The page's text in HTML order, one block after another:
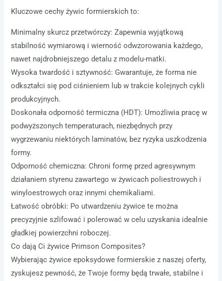
Kluczowe cechy żywic formierskich to:
Minimalny skurcz przetwórczy: Zapewnia wyjątkową
stabilność wymiarową i wierność odwzorowania każdego,
nawet najdrobniejszego detalu z modelu-matki.
Wysoka twardość i sztywność: Gwarantuje, że forma nie
odkształci się pod ciśnieniem lub w trakcie kolejnych cykli
produkcyjnych.
Doskonała odporność termiczna (HDT): Umożliwia pracę w
podwyższonych temperaturach, niezbędnych przy
wygrzewaniu niektórych laminatów, bez ryzyka uszkodzenia
formy.
Odporność chemiczna: Chroni formę przed agresywnym
działaniem styrenu zawartego w żywicach poliestrowych i
winyloestrowych oraz innymi chemikaliami.
Łatwość obróbki: Po utwardzeniu żywice te można
precyzyjnie szlifować i polerować w celu uzyskania idealnie
gładkiej powierzchni roboczej.
Co dają Ci żywice Primson Composites?
Wybierając żywice epoksydowe formierskie z naszej oferty,
zyskujesz pewność, że Twoje formy będą trwałe, stabilne i